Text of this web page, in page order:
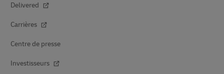
Delivered
Carrières
Centre de presse
Investisseurs